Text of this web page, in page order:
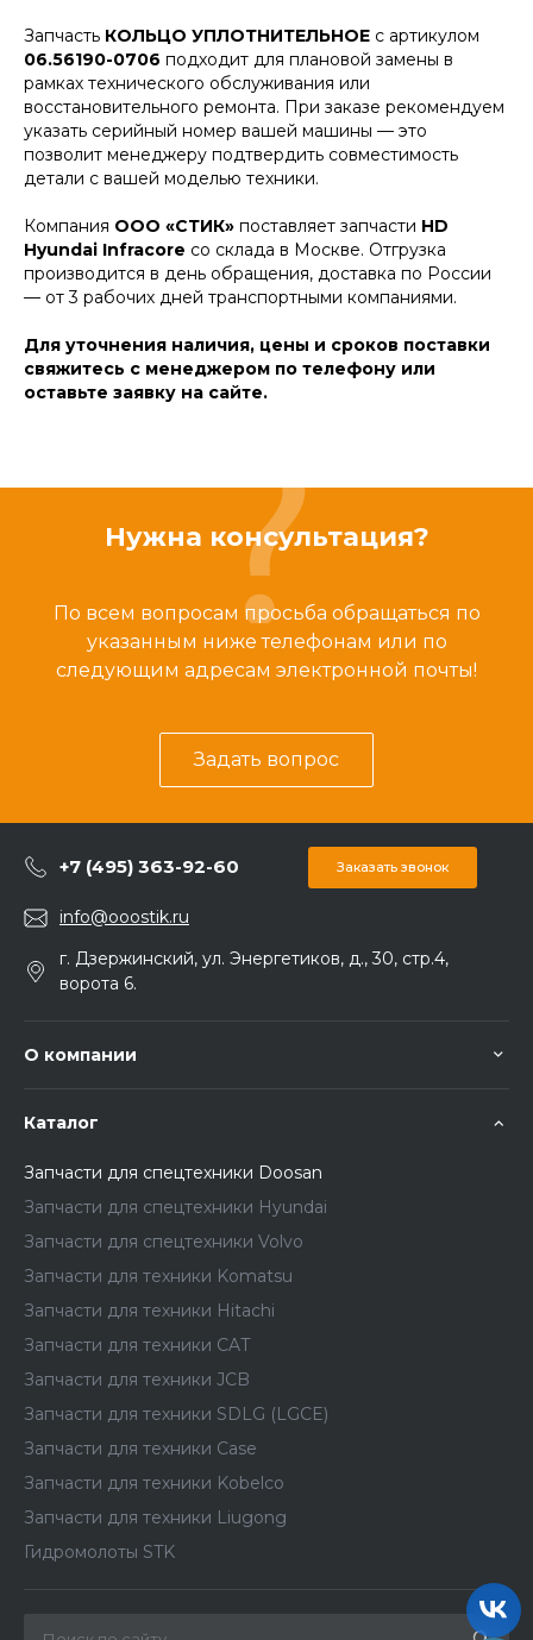
Запчасть КОЛЬЦО УПЛОТНИТЕЛЬНОЕ с артикулом
06.56190-0706 подходит для плановой замены в
рамках технического обслуживания или
восстановительного ремонта. При заказе рекомендуем
указать серийный номер вашей машины — это
позволит менеджеру подтвердить совместимость
детали с вашей моделью техники.
Компания ООО «СТИК» поставляет запчасти HD
Hyundai Infracore со склада в Москве. Отгрузка
производится в день обращения, доставка по России
— от 3 рабочих дней транспортными компаниями.
Для уточнения наличия, цены и сроков поставки
свяжитесь с менеджером по телефону или
оставьте заявку на сайте.
Нужна консультация?
По всем вопросам просьба обращаться по
указанным ниже телефонам или по
следующим адресам электронной почты!
Задать вопрос
+7 (495) 363-92-60 Заказать звонок
info@ooostik.ru
г. Дзержинский, ул. Энергетиков, д., 30, стр.4,
ворота 6.
О компании
Каталог
Запчасти для спецтехники Doosan
Запчасти для спецтехники Hyundai
Запчасти для спецтехники Volvo
Запчасти для техники Komatsu
Запчасти для техники Hitachi
Запчасти для техники CAT
Запчасти для техники JCB
Запчасти для техники SDLG (LGCE)
Запчасти для техники Case
Запчасти для техники Kobelco
Запчасти для техники Liugong
Гидромолоты STK